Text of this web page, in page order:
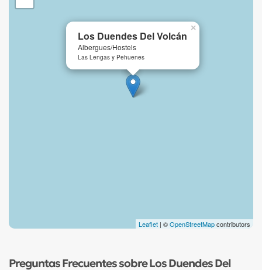
Los Duendes Del Volcán
Albergues/Hostels
Las Lengas y Pehuenes
×
Leaflet | ©OpenStreetMapcontributors
Preguntas Frecuentes sobre Los Duendes Del